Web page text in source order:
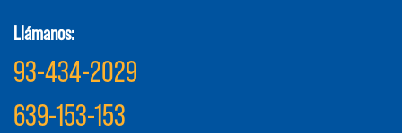
Llámanos:
93-434-2029
639-153-153